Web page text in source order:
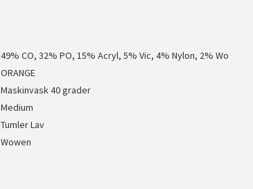
49% CO, 32% PO, 15% Acryl, 5% Vic, 4% Nylon, 2% Wo
ORANGE
Maskinvask 40 grader
Medium
Tumler Lav
Wowen